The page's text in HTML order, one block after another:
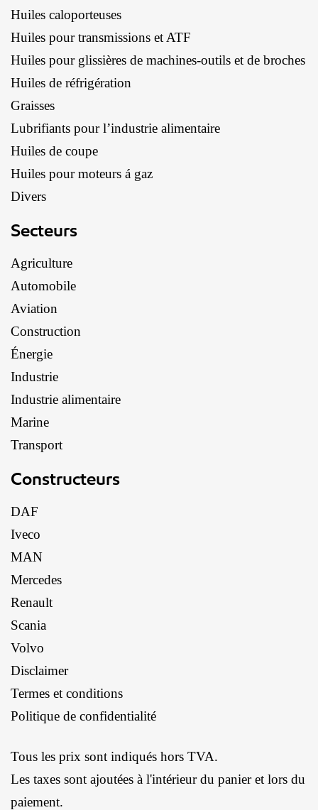
Huiles caloporteuses
Huiles pour transmissions et ATF
Huiles pour glissières de machines-outils et de broches
Huiles de réfrigération
Graisses
Lubrifiants pour l’industrie alimentaire
Huiles de coupe
Huiles pour moteurs á gaz
Divers
Secteurs
Agriculture
Automobile
Aviation
Construction
Énergie
Industrie
Industrie alimentaire
Marine
Transport
Constructeurs
DAF
Iveco
MAN
Mercedes
Renault
Scania
Volvo
Disclaimer
Termes et conditions
Politique de confidentialité
Tous les prix sont indiqués hors TVA.
Les taxes sont ajoutées à l'intérieur du panier et lors du
paiement.